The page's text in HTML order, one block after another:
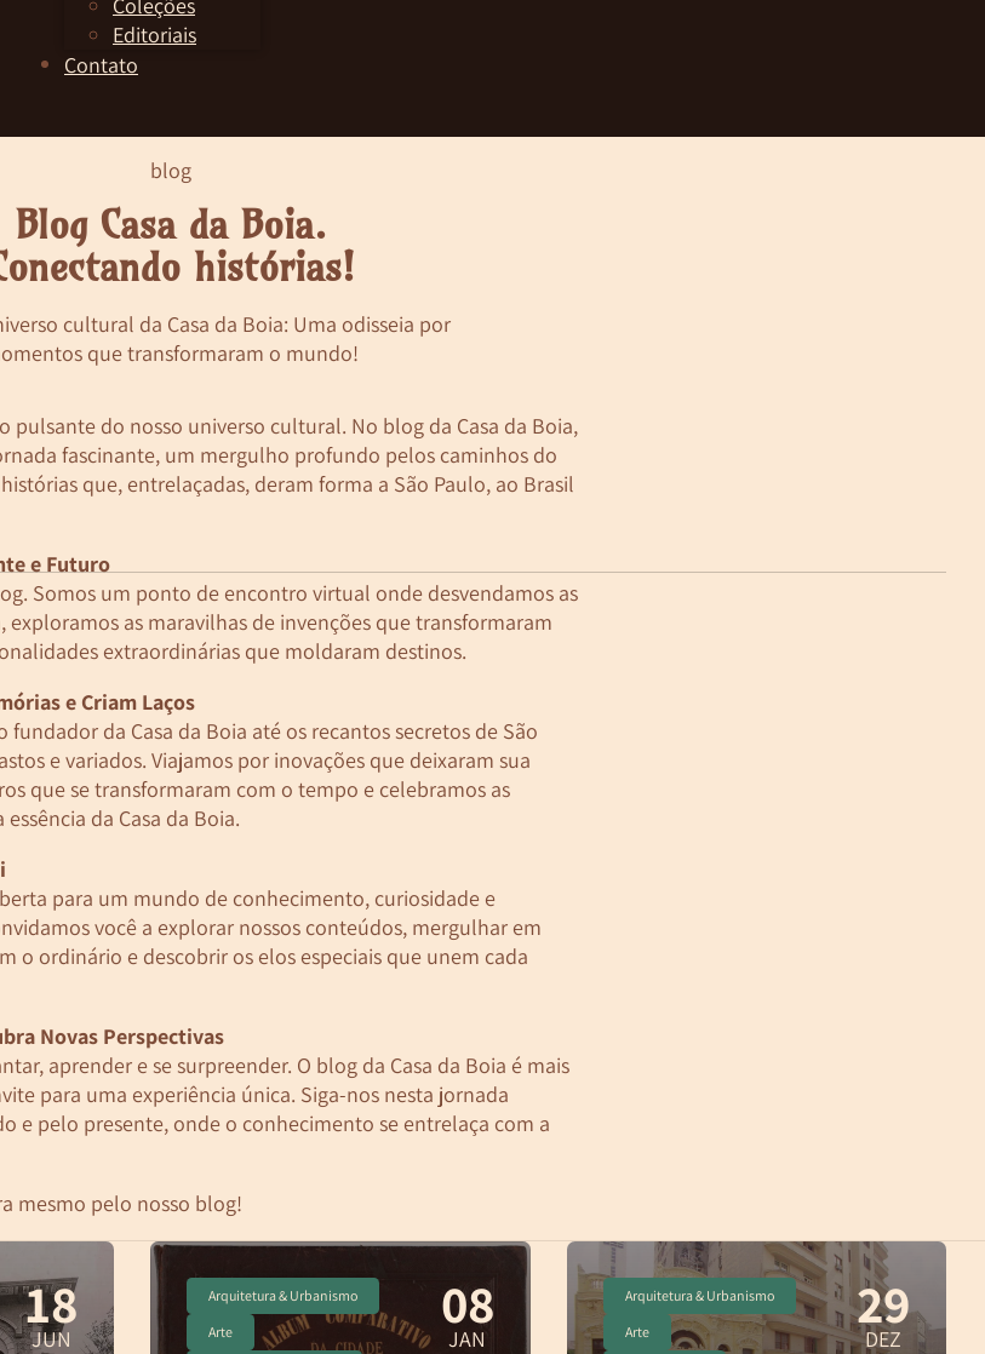
Editoriais
Contato
Blog Casa da Boia.
histórias!
blog
cultural da Casa da Boia: Uma odisseia por
que transformaram o mundo!
pulsante do nosso universo cultural. No blog da Casa da Boia,
fascinante, um mergulho profundo pelos caminhos do
que, entrelaçadas, deram forma a São Paulo, ao Brasil
e Futuro
Somos um ponto de encontro virtual onde desvendamos as
exploramos as maravilhas de invenções que transformaram
extraordinárias que moldaram destinos.
e Criam Laços
fundador da Casa da Boia até os recantos secretos de São
e variados. Viajamos por inovações que deixaram sua
que se transformaram com o tempo e celebramos as
da Casa da Boia.
para um mundo de conhecimento, curiosidade e
você a explorar nossos conteúdos, mergulhar em
o ordinário e descobrir os elos especiais que unem cada
Novas Perspectivas
aprender e se surpreender. O blog da Casa da Boia é mais
para uma experiência única. Siga-nos nesta jornada
e pelo presente, onde o conhecimento se entrelaça com a
mesmo pelo nosso blog!
18
JUN
Arquitetura & Urbanismo
Arte
08
JAN
Arquitetura & Urbanismo
Arte
29
DEZ